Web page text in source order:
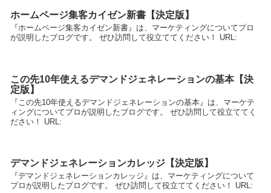
ホームページ集客カイゼン新書【決定版】
『ホームページ集客カイゼン新書』は、マーケティングについてプロ
が説明したブログです。 ぜひ訪問して役立ててください！ URL:
この先10年使えるデマンドジェネレーションの基本【決
定版】
『この先10年使えるデマンドジェネレーションの基本』は、マーケテ
ィングについてプロが説明したブログです。 ぜひ訪問して役立ててく
ださい！ URL:
デマンドジェネレーションカレッジ【決定版】
『デマンドジェネレーションカレッジ』は、マーケティングについて
プロが説明したブログです。 ぜひ訪問して役立ててください！ URL: